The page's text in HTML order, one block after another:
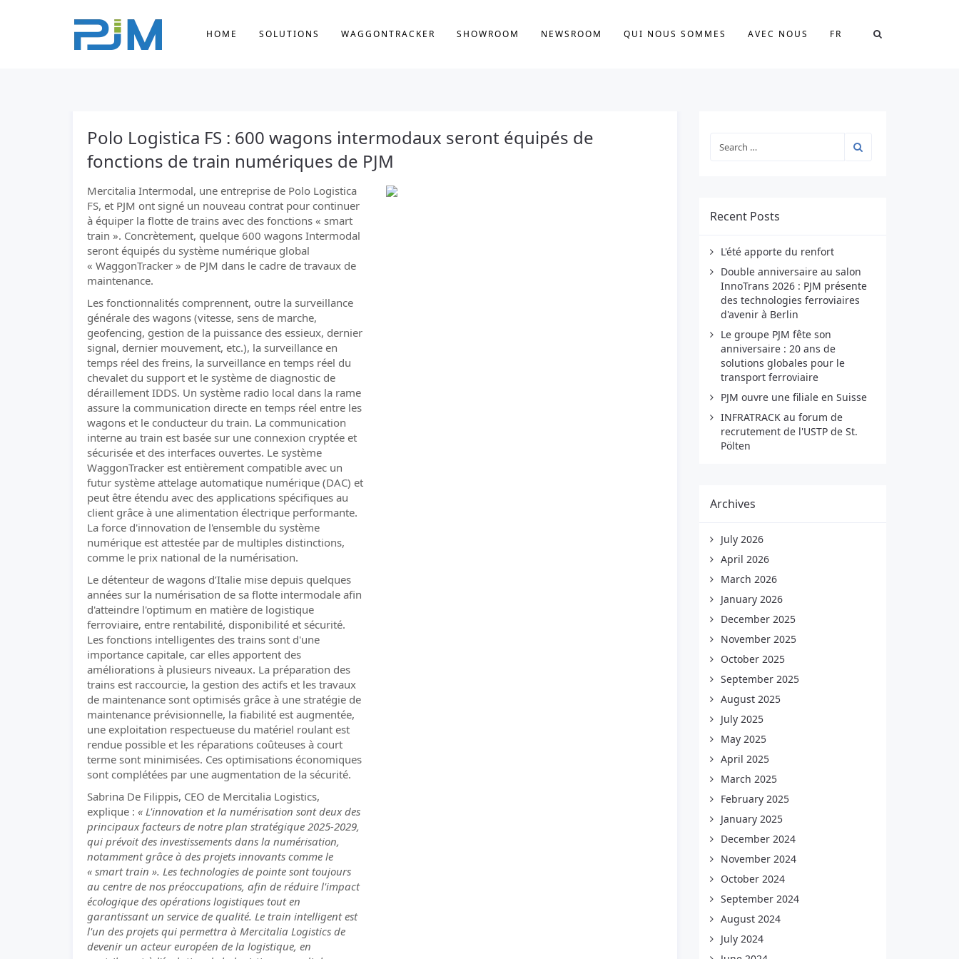
HOME SOLUTIONS WAGGONTRACKER SHOWROOM NEWSROOM QUI NOUS SOMMES AVEC NOUS FR
Polo Logistica FS : 600 wagons intermodaux seront équipés de
fonctions de train numériques de PJM
Mercitalia Intermodal, une entreprise de Polo Logistica
FS, et PJM ont signé un nouveau contrat pour continuer
à équiper la flotte de trains avec des fonctions « smart
train ». Concrètement, quelque 600 wagons Intermodal
seront équipés du système numérique global
« WaggonTracker » de PJM dans le cadre de travaux de
maintenance.
Les fonctionnalités comprennent, outre la surveillance
générale des wagons (vitesse, sens de marche,
geofencing, gestion de la puissance des essieux, dernier
signal, dernier mouvement, etc.), la surveillance en
temps réel des freins, la surveillance en temps réel du
chevalet du support et le système de diagnostic de
déraillement IDDS. Un système radio local dans la rame
assure la communication directe en temps réel entre les
wagons et le conducteur du train. La communication
interne au train est basée sur une connexion cryptée et
sécurisée et des interfaces ouvertes. Le système
WaggonTracker est entièrement compatible avec un
futur système attelage automatique numérique (DAC) et
peut être étendu avec des applications spécifiques au
client grâce à une alimentation électrique performante.
La force d'innovation de l'ensemble du système
numérique est attestée par de multiples distinctions,
comme le prix national de la numérisation.
Le détenteur de wagons d’Italie mise depuis quelques
années sur la numérisation de sa flotte intermodale afin
d'atteindre l'optimum en matière de logistique
ferroviaire, entre rentabilité, disponibilité et sécurité.
Les fonctions intelligentes des trains sont d'une
importance capitale, car elles apportent des
améliorations à plusieurs niveaux. La préparation des
trains est raccourcie, la gestion des actifs et les travaux
de maintenance sont optimisés grâce à une stratégie de
maintenance prévisionnelle, la fiabilité est augmentée,
une exploitation respectueuse du matériel roulant est
rendue possible et les réparations coûteuses à court
terme sont minimisées. Ces optimisations économiques
sont complétées par une augmentation de la sécurité.
Sabrina De Filippis, CEO de Mercitalia Logistics,
explique : « L'innovation et la numérisation sont deux des
principaux facteurs de notre plan stratégique 2025-2029,
qui prévoit des investissements dans la numérisation,
notamment grâce à des projets innovants comme le
« smart train ». Les technologies de pointe sont toujours
au centre de nos préoccupations, afin de réduire l'impact
écologique des opérations logistiques tout en
garantissant un service de qualité. Le train intelligent est
l'un des projets qui permettra à Mercitalia Logistics de
devenir un acteur européen de la logistique, en
Recent Posts
L'été apporte du renfort
Double anniversaire au salon
InnoTrans 2026 : PJM présente
des technologies ferroviaires
d'avenir à Berlin
Le groupe PJM fête son
anniversaire : 20 ans de
solutions globales pour le
transport ferroviaire
PJM ouvre une filiale en Suisse
INFRATRACK au forum de
recrutement de l'USTP de St.
Pölten
Archives
July 2026
April 2026
March 2026
January 2026
December 2025
November 2025
October 2025
September 2025
August 2025
July 2025
May 2025
April 2025
March 2025
February 2025
January 2025
December 2024
November 2024
October 2024
September 2024
August 2024
July 2024